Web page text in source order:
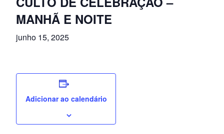
MANHÃ E NOITE
junho 15, 2025
Adicionar ao calendário